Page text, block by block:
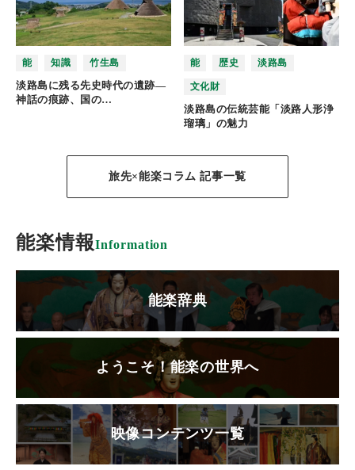
能 知識 竹生島
淡路島に残る先史時代の遺跡―
神話の痕跡、国の…
能 歴史 淡路島
文化財
淡路島の伝統芸能「淡路人形浄
瑠璃」の魅力
旅先×能楽コラム 記事一覧
能楽情報Information
能楽辞典
ようこそ！能楽の世界へ
映像コンテンツ一覧